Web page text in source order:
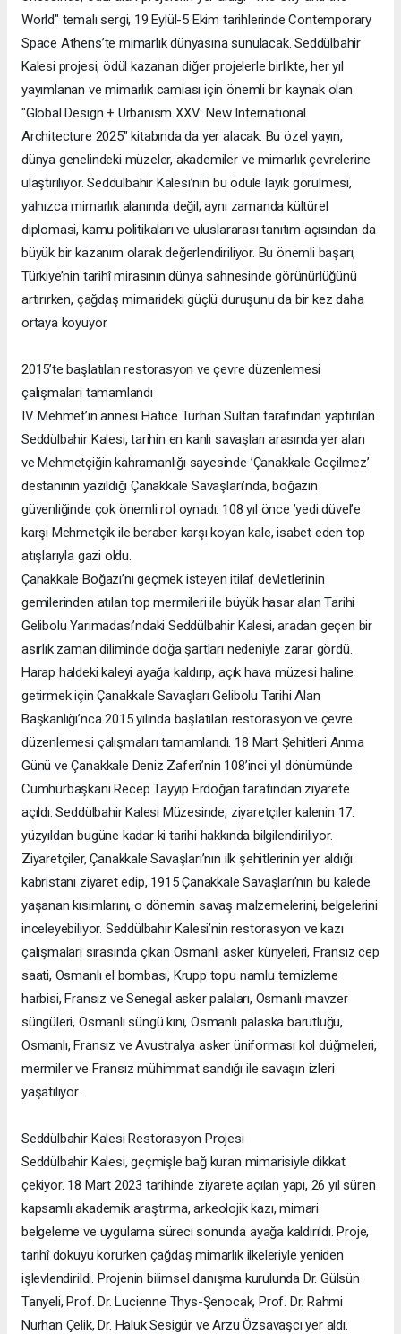
World" temalı sergi, 19 Eylül-5 Ekim tarihlerinde Contemporary
Space Athens’te mimarlık dünyasına sunulacak. Seddülbahir
Kalesi projesi, ödül kazanan diğer projelerle birlikte, her yıl
yayımlanan ve mimarlık camiası için önemli bir kaynak olan
"Global Design + Urbanism XXV: New International
Architecture 2025" kitabında da yer alacak. Bu özel yayın,
dünya genelindeki müzeler, akademiler ve mimarlık çevrelerine
ulaştırılıyor. Seddülbahir Kalesi’nin bu ödüle layık görülmesi,
yalnızca mimarlık alanında değil; aynı zamanda kültürel
diplomasi, kamu politikaları ve uluslararası tanıtım açısından da
büyük bir kazanım olarak değerlendiriliyor. Bu önemli başarı,
Türkiye’nin tarihî mirasının dünya sahnesinde görünürlüğünü
artırırken, çağdaş mimarideki güçlü duruşunu da bir kez daha
ortaya koyuyor.
2015’te başlatılan restorasyon ve çevre düzenlemesi
çalışmaları tamamlandı
IV. Mehmet’in annesi Hatice Turhan Sultan tarafından yaptırılan
Seddülbahir Kalesi, tarihin en kanlı savaşları arasında yer alan
ve Mehmetçiğin kahramanlığı sayesinde ’Çanakkale Geçilmez’
destanının yazıldığı Çanakkale Savaşları’nda, boğazın
güvenliğinde çok önemli rol oynadı. 108 yıl önce ’yedi düvel’e
karşı Mehmetçik ile beraber karşı koyan kale, isabet eden top
atışlarıyla gazi oldu.
Çanakkale Boğazı’nı geçmek isteyen itilaf devletlerinin
gemilerinden atılan top mermileri ile büyük hasar alan Tarihi
Gelibolu Yarımadası’ndaki Seddülbahir Kalesi, aradan geçen bir
asırlık zaman diliminde doğa şartları nedeniyle zarar gördü.
Harap haldeki kaleyi ayağa kaldırıp, açık hava müzesi haline
getirmek için Çanakkale Savaşları Gelibolu Tarihi Alan
Başkanlığı’nca 2015 yılında başlatılan restorasyon ve çevre
düzenlemesi çalışmaları tamamlandı. 18 Mart Şehitleri Anma
Günü ve Çanakkale Deniz Zaferi’nin 108’inci yıl dönümünde
Cumhurbaşkanı Recep Tayyip Erdoğan tarafından ziyarete
açıldı. Seddülbahir Kalesi Müzesinde, ziyaretçiler kalenin 17.
yüzyıldan bugüne kadar ki tarihi hakkında bilgilendiriliyor.
Ziyaretçiler, Çanakkale Savaşları’nın ilk şehitlerinin yer aldığı
kabristanı ziyaret edip, 1915 Çanakkale Savaşları’nın bu kalede
yaşanan kısımlarını, o dönemin savaş malzemelerini, belgelerini
inceleyebiliyor. Seddülbahir Kalesi’nin restorasyon ve kazı
çalışmaları sırasında çıkan Osmanlı asker künyeleri, Fransız cep
saati, Osmanlı el bombası, Krupp topu namlu temizleme
harbisi, Fransız ve Senegal asker palaları, Osmanlı mavzer
süngüleri, Osmanlı süngü kını, Osmanlı palaska barutluğu,
Osmanlı, Fransız ve Avustralya asker üniforması kol düğmeleri,
mermiler ve Fransız mühimmat sandığı ile savaşın izleri
yaşatılıyor.
Seddülbahir Kalesi Restorasyon Projesi
Seddülbahir Kalesi, geçmişle bağ kuran mimarisiyle dikkat
çekiyor. 18 Mart 2023 tarihinde ziyarete açılan yapı, 26 yıl süren
kapsamlı akademik araştırma, arkeolojik kazı, mimari
belgeleme ve uygulama süreci sonunda ayağa kaldırıldı. Proje,
tarihî dokuyu korurken çağdaş mimarlık ilkeleriyle yeniden
işlevlendirildi. Projenin bilimsel danışma kurulunda Dr. Gülsün
Tanyeli, Prof. Dr. Lucienne Thys-Şenocak, Prof. Dr. Rahmi
Nurhan Çelik, Dr. Haluk Sesigür ve Arzu Özsavaşcı yer aldı.